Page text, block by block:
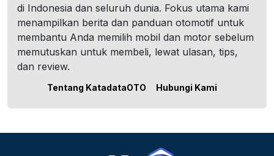
di Indonesia dan seluruh dunia. Fokus utama kami
menampilkan berita dan panduan otomotif untuk
membantu Anda memilih mobil dan motor sebelum
memutuskan untuk membeli, lewat ulasan, tips,
dan review.
Tentang KatadataOTO Hubungi Kami